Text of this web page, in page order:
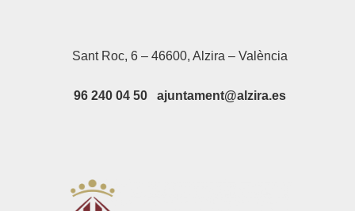
Sant Roc, 6 – 46600, Alzira – València
96 240 04 50 ajuntament@alzira.es